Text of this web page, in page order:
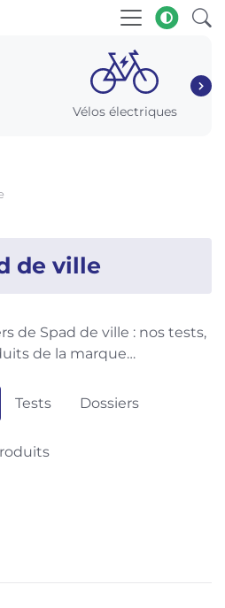
Vélos électriques
de ville
de Spad de ville : nos tests,
de la marque…
Tests Dossiers